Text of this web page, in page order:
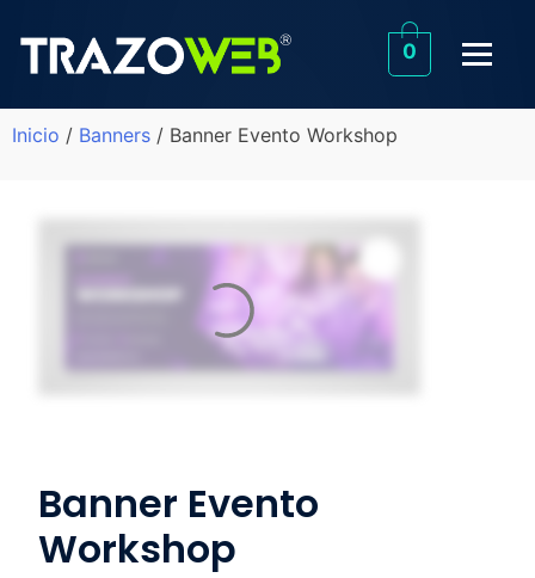
0
Inicio / Banners / Banner Evento Workshop
Banner Evento
Workshop